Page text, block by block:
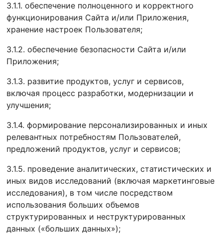
3.1.1. обеспечение полноценного и корректного
функционирования Сайта и/или Приложения,
хранение настроек Пользователя;
3.1.2. обеспечение безопасности Сайта и/или
Приложения;
3.1.3. развитие продуктов, услуг и сервисов,
включая процесс разработки, модернизации и
улучшения;
3.1.4. формирование персонализированных и иных
релевантных потребностям Пользователей,
предложений продуктов, услуг и сервисов;
3.1.5. проведение аналитических, статистических и
иных видов исследований (включая маркетинговые
исследования), в том числе посредством
использования больших объемов
структурированных и неструктурированных
данных («больших данных»);